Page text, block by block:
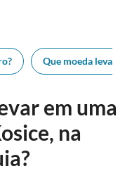
Que moeda levar?
em uma
na